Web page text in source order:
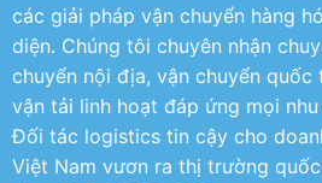
các giải pháp vận chuyển hàng
diện. Chúng tôi chuyên nhận
chuyển nội địa, vận chuyển
vận tải linh hoạt đáp ứng mọi
Đối tác logistics tin cậy cho
Việt Nam vươn ra thị trường